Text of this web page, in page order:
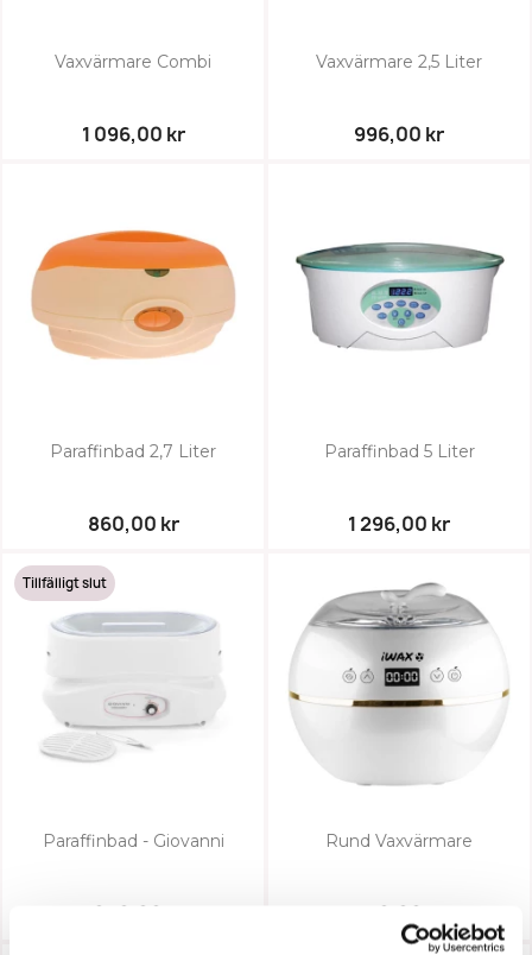
Vaxvärmare Combi
1 096,00 kr
Vaxvärmare 2,5 Liter
996,00 kr
Paraffinbad 2,7 Liter
860,00 kr
Paraffinbad 5 Liter
1 296,00 kr
Paraffinbad - Giovanni
1 080,00 kr
Tillfälligt slut
Rund Vaxvärmare
880,00 kr